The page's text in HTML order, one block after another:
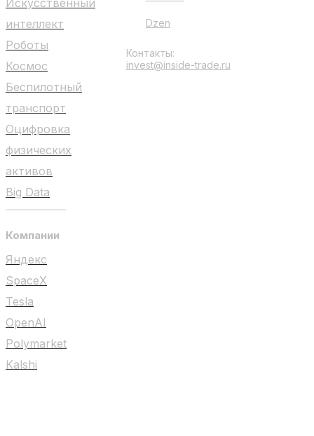
интеллект
Роботы
Космос
Беспилотный
транспорт
Оцифровка
физических
активов
Big Data
Компании
Яндекс
SpaceX
Tesla
OpenAI
Polymarket
Kalshi
Dzen
Контакты:
invest@inside-trade.ru